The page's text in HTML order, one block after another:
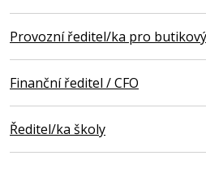
Provozní ředitel/ka pro
Finanční ředitel / CFO
Ředitel/ka školy